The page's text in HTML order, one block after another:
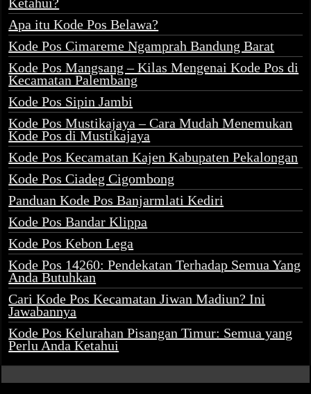
Apa itu Kode Pos Belawa?
Kode Pos Cimareme Ngamprah Bandung Barat
Kode Pos Mangsang – Kilas Mengenai Kode Pos di
Kecamatan Palembang
Kode Pos Sipin Jambi
Kode Pos Mustikajaya – Cara Mudah Menemukan
Kode Pos di Mustikajaya
Kode Pos Kecamatan Kajen Kabupaten Pekalongan
Kode Pos Ciadeg Cigombong
Panduan Kode Pos Banjarmlati Kediri
Kode Pos Bandar Klippa
Kode Pos Kebon Lega
Kode Pos 14260: Pendekatan Terhadap Semua Yang
Anda Butuhkan
Cari Kode Pos Kecamatan Jiwan Madiun? Ini
Jawabannya
Kode Pos Kelurahan Pisangan Timur: Semua yang
Perlu Anda Ketahui